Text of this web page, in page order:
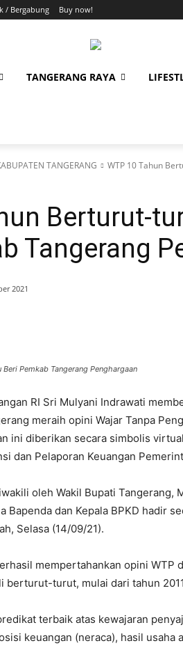
/ Bergabung Buy now!
TANGERANG RAYA
TANGERANG WTP 10 Tahun
Berturut-
Tangerang
2021
Pemkab Tangerang Penghargaan
RI Sri Mulyani Indrawati
meraih opini Wajar Tanpa
ini diberikan secara simbolis
dan Pelaporan Keuangan
oleh Wakil Bupati Tangerang,
Bapenda dan Kepala BPKD hadir
Selasa (14/09/21).
mempertahankan opini WTP
berturut-turut, mulai dari tahun
terbaik atas kewajaran
keuangan (neraca), hasil usaha